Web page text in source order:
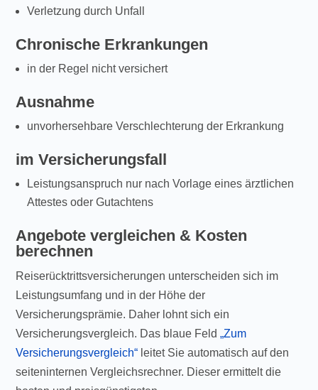
Verletzung durch Unfall
Chronische Erkrankungen
in der Regel nicht versichert
Ausnahme
unvorhersehbare Verschlechterung der Erkrankung
im Versicherungsfall
Leistungsanspruch nur nach Vorlage eines ärztlichen
Attestes oder Gutachtens
Angebote vergleichen & Kosten
berechnen
Reiserücktrittsversicherungen unterscheiden sich im
Leistungsumfang und in der Höhe der
Versicherungsprämie. Daher lohnt sich ein
Versicherungsvergleich. Das blaue Feld„Zum
Versicherungsvergleich“ leitet Sie automatisch auf den
seiteninternen Vergleichsrechner. Dieser ermittelt die